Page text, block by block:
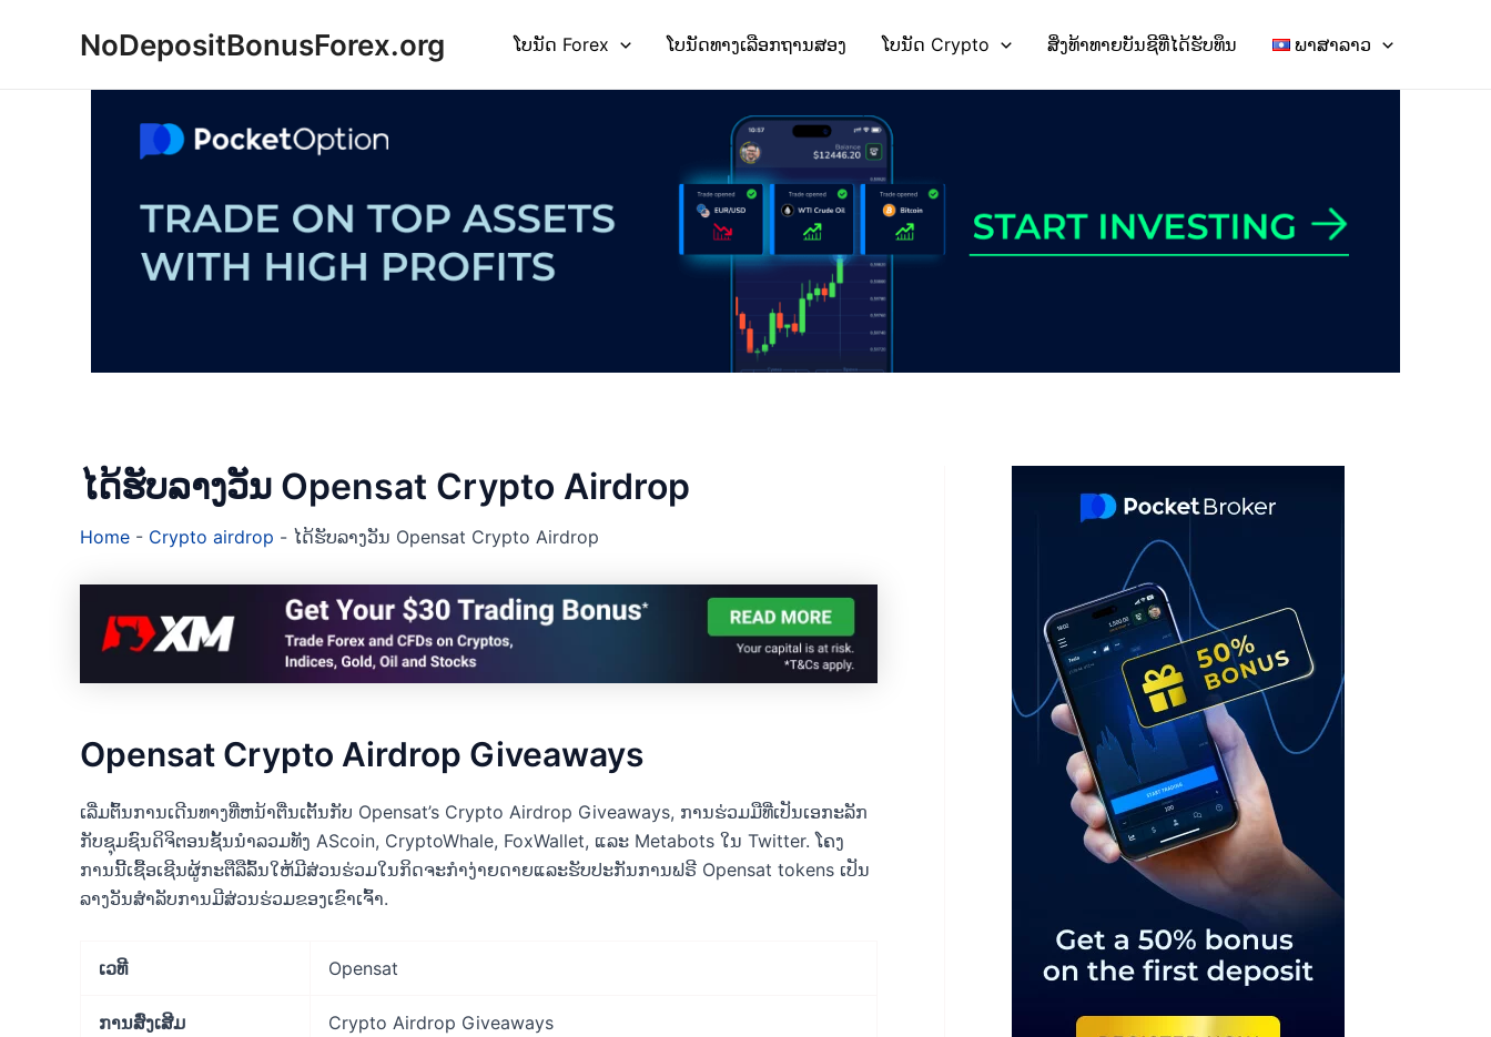
NoDepositBonusForex.org ໂບນັດ Forex ໂບນັດທາງເລືອກຖານສອງ ໂບນັດ Crypto ສິ່ງທ້າທາຍບັນຊີທີ່ໄດ້ຮັບທຶນ ພາສາລາວ
ໄດ້ຮັບລາງວັນ Opensat Crypto Airdrop
Home - Crypto airdrop - ໄດ້ຮັບລາງວັນ Opensat Crypto Airdrop
Opensat Crypto Airdrop Giveaways
ເລີ່ມຕົ້ນການເດີນທາງທີ່ຫນ້າຕື່ນເຕັ້ນກັບ Opensat’s Crypto Airdrop Giveaways, ການຮ່ວມມືທີ່ເປັນເອກະລັກ
ກັບຊຸມຊົນດິຈິຕອນຊັ້ນນໍາລວມທັງ AScoin, CryptoWhale, FoxWallet, ແລະ Metabots ໃນ Twitter. ໂຄງ​
ການ​ນີ້​ເຊື້ອ​ເຊີນ​ຜູ້​ກະ​ຕື​ລື​ລົ້ນ​ໃຫ້​ມີ​ສ່ວນ​ຮ່ວມ​ໃນ​ກິດ​ຈະ​ກໍາ​ງ່າຍ​ດາຍ​ແລະ​ຮັບ​ປະ​ກັນ​ການ​ຟຣີ Opensat tokens ເປັນ​
ລາງ​ວັນ​ສໍາ​ລັບ​ການ​ມີ​ສ່ວນ​ຮ່ວມ​ຂອງ​ເຂົາ​ເຈົ້າ​.
ເວທີ Opensat
ການສົ່ງເສີມ Crypto Airdrop Giveaways